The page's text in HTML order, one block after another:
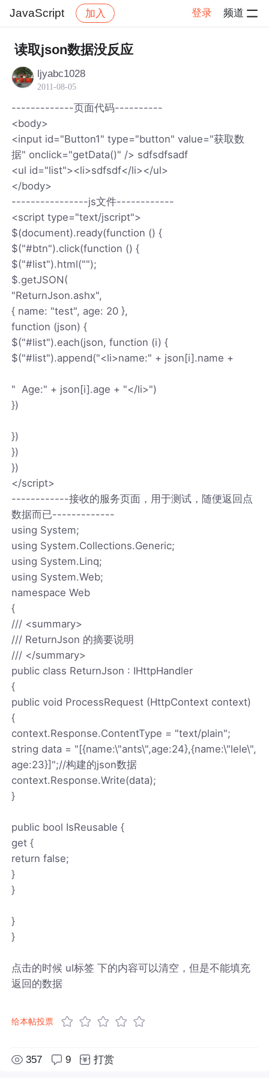
JavaScript 加入 登录 频道
社区 JavaScript 帖子详情
读取json数据没反应
ljyabc1028
2011-08-05
-------------页面代码----------
<body>
<input id="Button1" type="button" value="获取数
据" onclick="getData()" /> sdfsdfsadf
<ul id="list"><li>sdfsdf</li></ul>
</body>
----------------js文件------------
<script type="text/jscript">
$(document).ready(function () {
$("#btn").click(function () {
$("#list").html("");
$.getJSON(
"ReturnJson.ashx",
{ name: "test", age: 20 },
function (json) {
$("#list").each(json, function (i) {
$("#list").append("<li>name:" + json[i].name +
" Age:" + json[i].age + "</li>")
})
})
})
})
</script>
------------接收的服务页面，用于测试，随便返回点
数据而已-------------
using System;
using System.Collections.Generic;
using System.Linq;
using System.Web;
namespace Web
{
/// <summary>
/// ReturnJson 的摘要说明
/// </summary>
public class ReturnJson : IHttpHandler
{
public void ProcessRequest (HttpContext context)
{
context.Response.ContentType = "text/plain";
string data = "[{name:\"ants\",age:24},{name:\"lele\",
age:23}]";//构建的json数据
context.Response.Write(data);
}
public bool IsReusable {
get {
return false;
}
}
}
}
点击的时候 ul标签 下的内容可以清空，但是不能填充
返回的数据
给本帖投票
357 9 打赏